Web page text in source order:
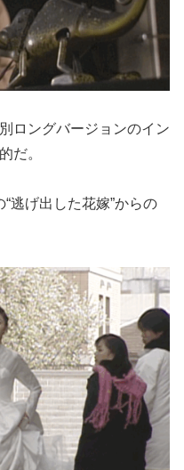
ロングバージョンのイン
だ。
“逃げ出した花嫁”からの